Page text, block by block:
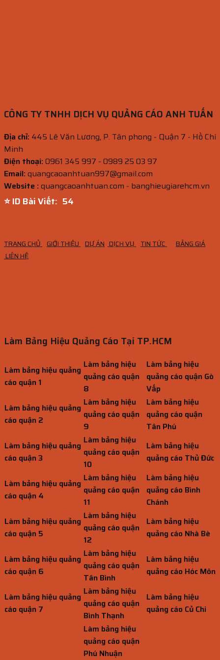
CÔNG TY TNHH DỊCH VỤ QUẢNG CÁO ANH TUẤN
Địa chỉ: 445 Lê Văn Lương, P. Tân phong - Quận 7 - Hồ Chí
Minh
Điện thoại:0961 345 997 - 0989 25 03 97
Email:quangcaoanhtuan997@gmail.com
Website :quangcaoanhtuan.com - banghieugiarehcm.vn
⭐ ID Bài Viết: 53
TRANG CHỦ GIỚI THIỆU DỰ ÁN DỊCH VỤ TIN TỨC
BẢNG GIÁ
LIÊN HỆ
Làm Bảng Hiệu Quảng Cáo Tại TP.HCM
Làm bảng hiệu quảng
cáo quận 1
Làm bảng hiệu
quảng cáo quận
8
Làm bảng hiệu
quảng cáo quận Gò
Vấp
Làm bảng hiệu quảng
cáo quận 2
Làm bảng hiệu
quảng cáo quận
9
Làm bảng hiệu
quảng cáo quận
Tân Phú
Làm bảng hiệu quảng
cáo quận 3
Làm bảng hiệu
quảng cáo quận
10
Làm bảng hiệu
quảng cáo Thủ Đức
Làm bảng hiệu quảng
cáo quận 4
Làm bảng hiệu
quảng cáo quận
11
Làm bảng hiệu
quảng cáo Bình
Chánh
Làm bảng hiệu quảng
cáo quận 5
Làm bảng hiệu
quảng cáo quận
12
Làm bảng hiệu
quảng cáo Nhà Bè
Làm bảng hiệu quảng
cáo quận 6
Làm bảng hiệu
quảng cáo quận
Tân Bình
Làm bảng hiệu
quảng cáo Hóc Môn
Làm bảng hiệu quảng
cáo quận 7
Làm bảng hiệu
quảng cáo quận
Bình Thạnh
Làm bảng hiệu
quảng cáo Củ Chi
Làm bảng hiệu
quảng cáo quận
Phú Nhuận